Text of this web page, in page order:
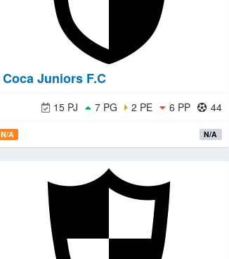
Coca Juniors F.C
44
6 PP
2 PE
7 PG
15 PJ
N/A N/A